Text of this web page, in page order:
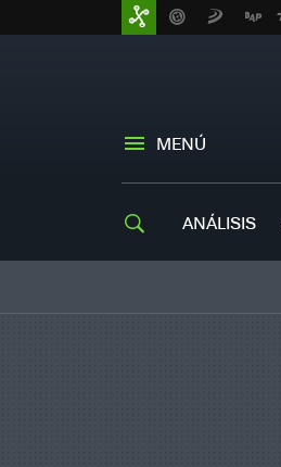
MENÚ
ANÁLISIS